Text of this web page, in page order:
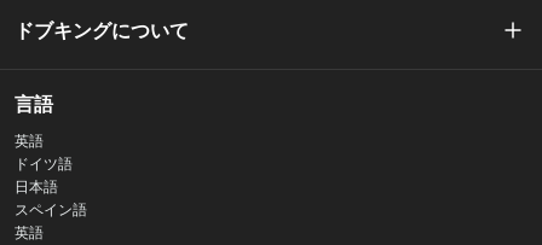
ドブキングについて
私たちの物語
プライバシーポリシー
お問い合わせ
言語
英語
ドイツ語
日本語
スペイン語
英語